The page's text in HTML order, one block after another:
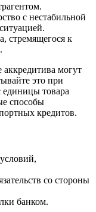
с нестабильной
стремящегося к
могут
это при
единицы товара
способы
кредитов.
со стороны
банком.